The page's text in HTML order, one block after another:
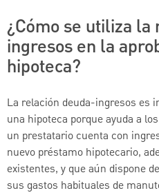
¿Cómo se utiliza
ingresos en la
hipoteca?
La relación deuda-ingresos es
una hipoteca porque ayuda a
un prestatario cuenta con
nuevo préstamo hipotecario,
existentes, y que aún dispone
sus gastos habituales de